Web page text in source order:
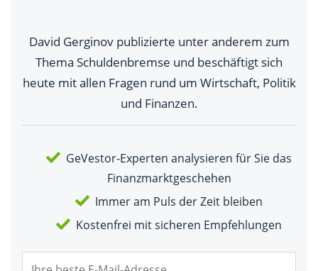
David Gerginov publizierte unter anderem zum
Thema Schuldenbremse und beschäftigt sich
heute mit allen Fragen rund um Wirtschaft, Politik
und Finanzen.
GeVestor-Experten analysieren für Sie das
Finanzmarktgeschehen
Immer am Puls der Zeit bleiben
Kostenfrei mit sicheren Empfehlungen